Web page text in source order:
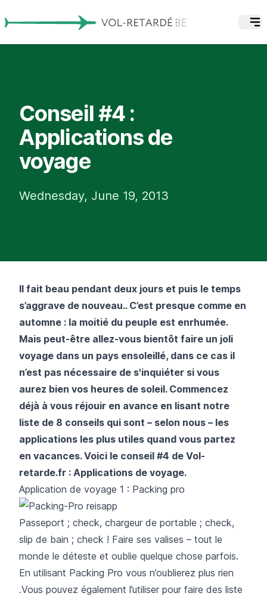
Conseil #4 :
Applications de
voyage
Wednesday, June 19, 2013
Il fait beau pendant deux jours et puis le temps
s’aggrave de nouveau.. C’est presque comme en
automne : la moitié du peuple est enrhumée.
Mais peut-être allez-vous bientôt faire un joli
voyage dans un pays ensoleillé, dans ce cas il
n’est pas nécessaire de s'inquiéter si vous
aurez bien vos heures de soleil. Commencez
déjà à vous réjouir en avance en lisant notre
liste de 8 conseils qui sont – selon nous – les
applications les plus utiles quand vous partez
en vacances. Voici le conseil #4 de Vol-
retarde.fr : Applications de voyage.
Application de voyage 1 : Packing pro
Passeport ; check, chargeur de portable ; check,
slip de bain ; check ! Faire ses valises – tout le
monde le déteste et oublie quelque chose parfois.
En utilisant Packing Pro vous n’oublierez plus rien
.Vous pouvez également l’utiliser pour faire des liste